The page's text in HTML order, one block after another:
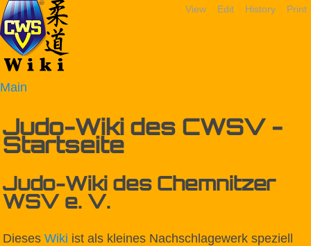
View Edit History Print
Main
Judo-Wiki des CWSV -
Startseite
Judo-Wiki des Chemnitzer
WSV e. V.
Dieses Wiki ist als kleines Nachschlagewerk speziell